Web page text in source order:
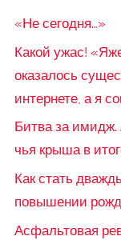
«Не сегодня…»
Какой ужас!
оказалось
интернете, а я
Битва за
чья крыша в
Как стать
повышении
Асфальтовая